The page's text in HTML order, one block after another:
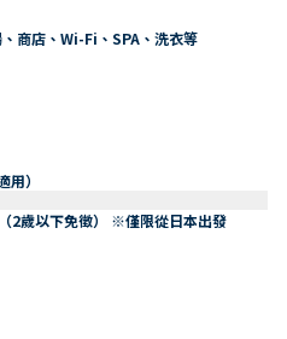
商店、Wi-Fi、SPA、洗衣等
）
2歲以下免徵） ※僅限從日本出發